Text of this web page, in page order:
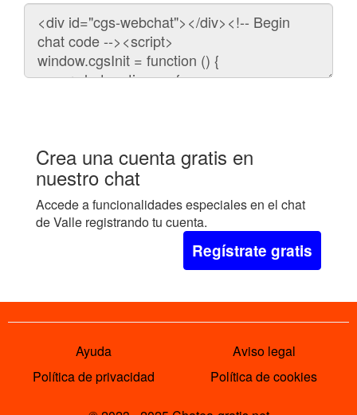
Código
para
embeber
chat
Crea una cuenta gratis en
nuestro chat
Accede a funcionalidades especiales en el chat
de Valle registrando tu cuenta.
Regístrate gratis
Ayuda
Aviso legal
Política de privacidad
Política de cookies